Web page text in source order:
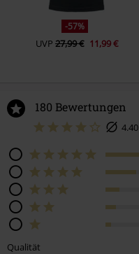
-57%
UVP 27,99 € 11,99 €
180 Bewertungen
4.40
Qualität